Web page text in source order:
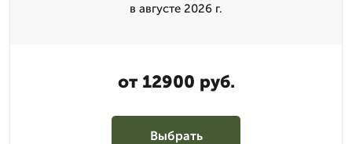
в августе 2026 г.
от 12900 руб.
Выбрать